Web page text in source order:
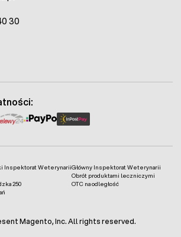
30
Inspektorat Weterynarii
250
Główny Inspektorat Weterynarii
Obrót produktami leczniczymi
OTC na odległość
Magento, Inc. All rights reserved.